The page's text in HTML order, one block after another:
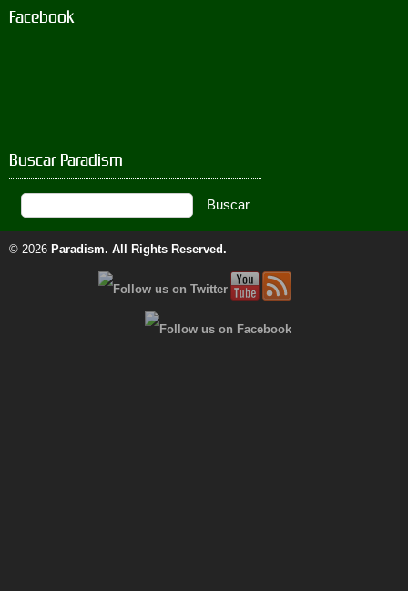
Facebook
Buscar Paradism
© 2026 Paradism. All Rights Reserved.